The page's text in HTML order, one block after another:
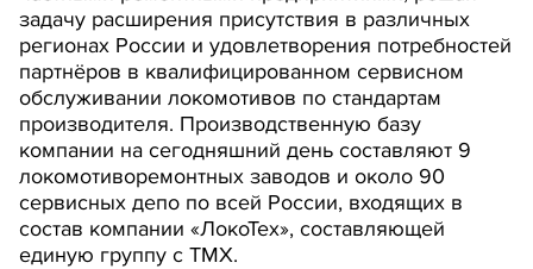
задачу расширения присутствия в различных
регионах России и удовлетворения потребностей
партнёров в квалифицированном сервисном
обслуживании локомотивов по стандартам
производителя. Производственную базу
компании на сегодняшний день составляют 9
локомотиворемонтных заводов и около 90
сервисных депо по всей России, входящих в
состав компании «ЛокоТех», составляющей
единую группу с ТМХ.